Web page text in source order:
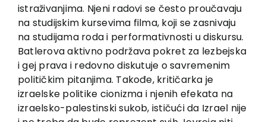
istraživanjima. Njeni radovi se često proučavaju
na studijskim kursevima filma, koji se zasnivaju
na studijama roda i performativnosti u diskursu.
Batlerova aktivno podržava pokret za lezbejska
i gej prava i redovno diskutuje o savremenim
političkim pitanjima. Takođe, kritičarka je
izraelske politike cionizma i njenih efekata na
izraelsko-palestinski sukob, ističući da Izrael nije